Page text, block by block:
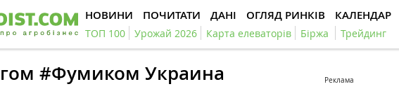
НОВИНИ ПОЧИТАТИ ДАНІ ОГЛЯД РИНКІВ КАЛЕНДАР
ТОП 100 Урожай 2026 Карта елеваторів Біржа Трейдинг
#Фумиком Украина Реклама